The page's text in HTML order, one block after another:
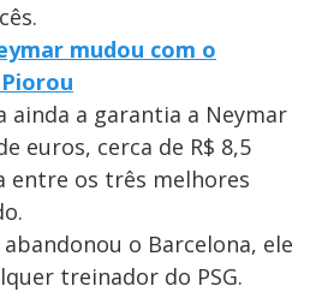
mudou com o
ainda a garantia a Neymar
euros, cerca de R$ 8,5
entre os três melhores
o Barcelona, ele
treinador do PSG.